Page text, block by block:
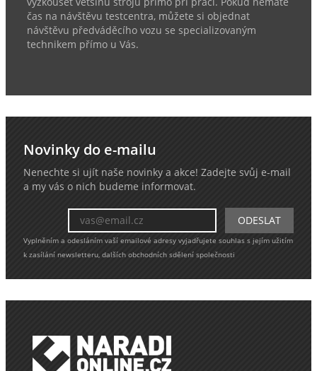
čas na návštěvu testcentra, můžete si objednat
návštěvu předváděcího vozu se specializovaným
technikem přímo u Vás.
Novinky do e-mailu
Nenechte si ujít naše novinky a akce! Zadejte svůj e-mail
a my vás o nich budeme informovat.
Vyplněním a odesláním vaší emailové adresy vyjadřujete souhlas s jejím užitím
k zasílání newsletteru, dalších obchodních sdělení společnosti